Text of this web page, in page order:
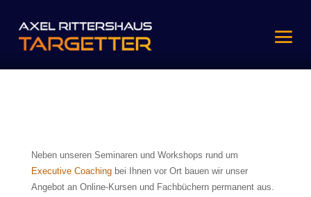
Neben unseren Seminaren und Workshops rund um
Executive Coachingbei Ihnen vor Ort bauen wir unser
Angebot an Online-Kursen und Fachbüchern permanent aus.